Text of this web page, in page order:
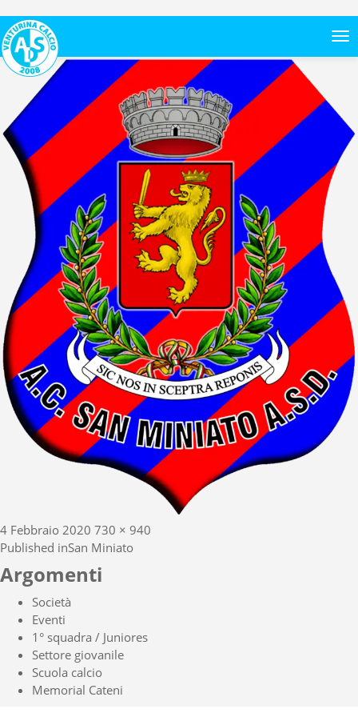
San miniato
Posted
on
4 Febbraio 2020 Full
size
730 × 940
Navigazione
articoli
Published inSan Miniato
Argomenti
Società
Eventi
1° squadra / Juniores
Settore giovanile
Scuola calcio
Memorial Cateni